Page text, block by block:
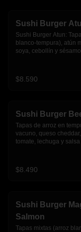
Sushi Burger
Sushi Burger Atun:
blanco-tempura), atún
soya, cebollín y
$8.590
Sushi Burger
Tapas de arroz en
vacuno, queso
tomate, lechuga y
$8.490
Sushi Burger
Salmon
Tapas mixtas (arroz